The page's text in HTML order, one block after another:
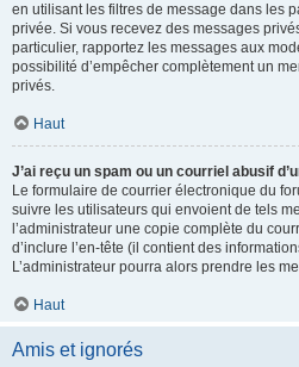
en utilisant les filtres de message dans les
privée. Si vous recevez des messages
particulier, rapportez les messages aux
possibilité d’empêcher complètement un
privés.
Haut
J’ai reçu un spam ou un courriel abusif
Le formulaire de courrier électronique du
suivre les utilisateurs qui envoient de tels
l’administrateur une copie complète du
d’inclure l’en-tête (il contient des
L’administrateur pourra alors prendre les
Haut
Amis et ignorés